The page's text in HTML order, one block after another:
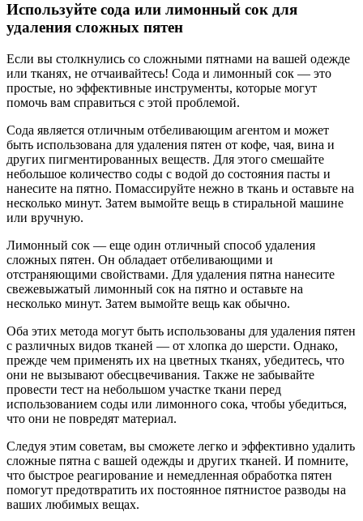
Используйте сода или лимонный сок для
удаления сложных пятен
Если вы столкнулись со сложными пятнами на вашей одежде
или тканях, не отчаивайтесь! Сода и лимонный сок — это
простые, но эффективные инструменты, которые могут
помочь вам справиться с этой проблемой.
Сода является отличным отбеливающим агентом и может
быть использована для удаления пятен от кофе, чая, вина и
других пигментированных веществ. Для этого смешайте
небольшое количество соды с водой до состояния пасты и
нанесите на пятно. Помассируйте нежно в ткань и оставьте на
несколько минут. Затем вымойте вещь в стиральной машине
или вручную.
Лимонный сок — еще один отличный способ удаления
сложных пятен. Он обладает отбеливающими и
отстраняющими свойствами. Для удаления пятна нанесите
свежевыжатый лимонный сок на пятно и оставьте на
несколько минут. Затем вымойте вещь как обычно.
Оба этих метода могут быть использованы для удаления пятен
с различных видов тканей — от хлопка до шерсти. Однако,
прежде чем применять их на цветных тканях, убедитесь, что
они не вызывают обесцвечивания. Также не забывайте
провести тест на небольшом участке ткани перед
использованием соды или лимонного сока, чтобы убедиться,
что они не повредят материал.
Следуя этим советам, вы сможете легко и эффективно удалить
сложные пятна с вашей одежды и других тканей. И помните,
что быстрое реагирование и немедленная обработка пятен
помогут предотвратить их постоянное пятнистое разводы на
ваших любимых вещах.